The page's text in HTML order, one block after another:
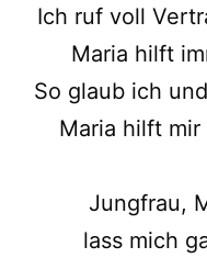
Ich ruf voll
Maria hilft
So glaub ich
Maria hilft
Jungfrau,
lass mich